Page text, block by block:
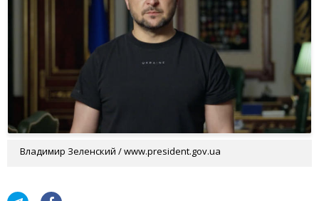
Владимир Зеленский / www.president.gov.ua